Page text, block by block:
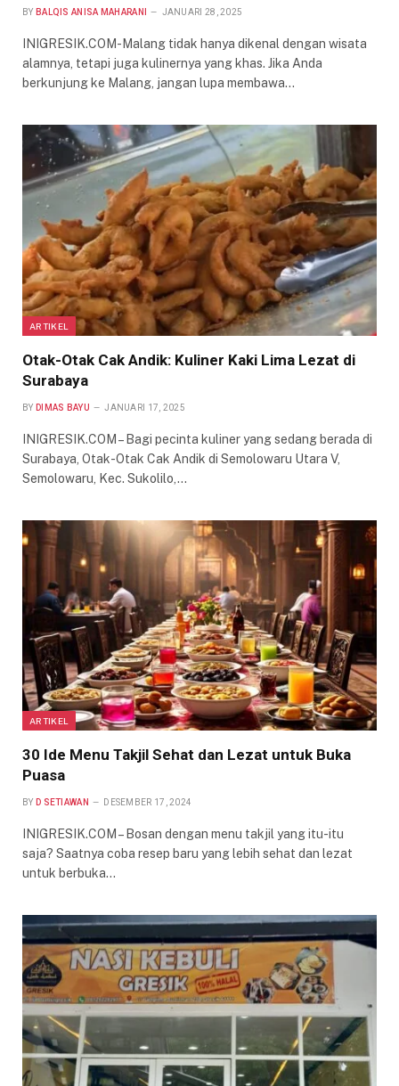
BY BALQIS ANISA MAHARANI JANUARI 28, 2025
INIGRESIK.COM-Malang tidak hanya dikenal dengan wisata
alamnya, tetapi juga kulinernya yang khas. Jika Anda
berkunjung ke Malang, jangan lupa membawa…
ARTIKEL
Otak-Otak Cak Andik: Kuliner Kaki Lima Lezat di
Surabaya
BY DIMAS BAYU JANUARI 17, 2025
INIGRESIK.COM – Bagi pecinta kuliner yang sedang berada di
Surabaya, Otak-Otak Cak Andik di Semolowaru Utara V,
Semolowaru, Kec. Sukolilo,…
ARTIKEL
30 Ide Menu Takjil Sehat dan Lezat untuk Buka
Puasa
BY D SETIAWAN DESEMBER 17, 2024
INIGRESIK.COM – Bosan dengan menu takjil yang itu-itu
saja? Saatnya coba resep baru yang lebih sehat dan lezat
untuk berbuka…